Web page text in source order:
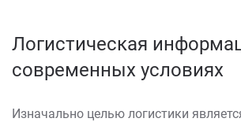
Логистическая
современных условиях
Изначально целью логистики